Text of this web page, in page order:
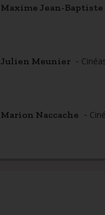
Maxime Jean-Baptiste
Julien Meunier -
Marion Naccache -